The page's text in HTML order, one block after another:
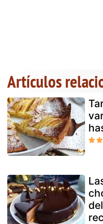
Artículos